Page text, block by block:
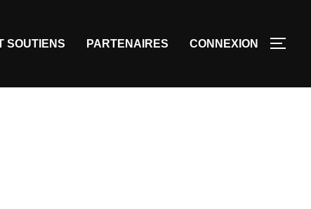
SOUTIENS PARTENAIRES CONNEXION